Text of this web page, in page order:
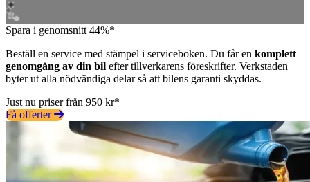
Spara i genomsnitt 44%*
Beställ en service med stämpel i serviceboken. Du får en komplett
genomgång av din bil efter tillverkarens föreskrifter. Verkstaden
byter ut alla nödvändiga delar så att bilens garanti skyddas.
Just nu priser från 950 kr*
Få offerter